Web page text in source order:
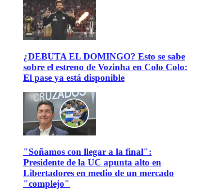
¿DEBUTA EL DOMINGO? Esto se sabe
sobre el estreno de Vozinha en Colo Colo:
El pase ya está disponible
"Soñamos con llegar a la final":
Presidente de la UC apunta alto en
Libertadores en medio de un mercado
"complejo"